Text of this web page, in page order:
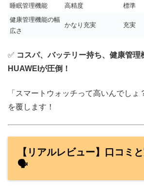
睡眠管理機能 高精度 標準
健康管理機能の幅
広さ
かなり充実 充実
✅ コスパ、バッテリー持ち、健康管理
HUAWEIが圧倒！
「スマートウォッチって高いんでしょ
を覆します！
【リアルレビュー】口コミ
🗣️